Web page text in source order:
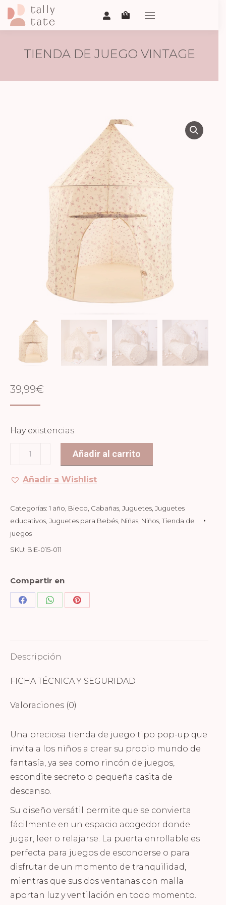
TIENDA DE JUEGO VINTAGE
39,99€
Hay existencias
Tienda
juego
FLOWERS
cantidad
Añadir al carrito
Añadir a Wishlist
Categorías: 1 año Bieco Cabañas Juguetes Juguetes
educativos Juguetes para Bebés Niñas Niños Tienda de
juegos
SKU: BIE-015-011
Compartir en
Share Share Share
Descripción
FICHA TÉCNICA Y SEGURIDAD
Valoraciones (0)
Una preciosa tienda de juego tipo pop-up que
invita a los niños a crear su propio mundo de
fantasía, ya sea como rincón de juegos,
escondite secreto o pequeña casita de
descanso.
Su diseño versátil permite que se convierta
fácilmente en un espacio acogedor donde
jugar, leer o relajarse. La puerta enrollable es
perfecta para juegos de esconderse o para
disfrutar de un momento de tranquilidad,
mientras que sus dos ventanas con malla
aportan luz y ventilación en todo momento.